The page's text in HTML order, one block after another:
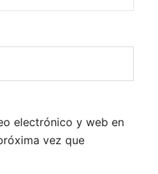
electrónico y web en
vez que